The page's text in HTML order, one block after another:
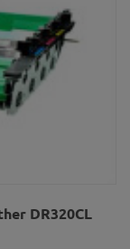
DR320CL